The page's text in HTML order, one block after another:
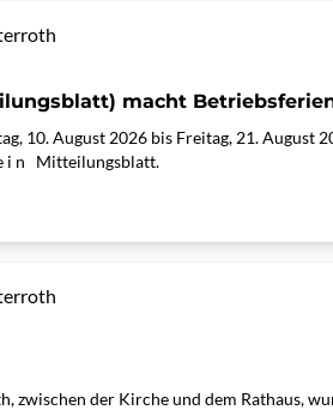
macht
10. August 2026 bis Freitag, 21. August
i n Mitteilungsblatt.
zwischen der Kirche und dem Rathaus,